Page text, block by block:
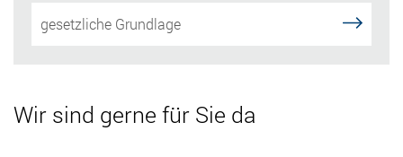
gesetzliche Grundlage
Wir sind gerne für Sie da